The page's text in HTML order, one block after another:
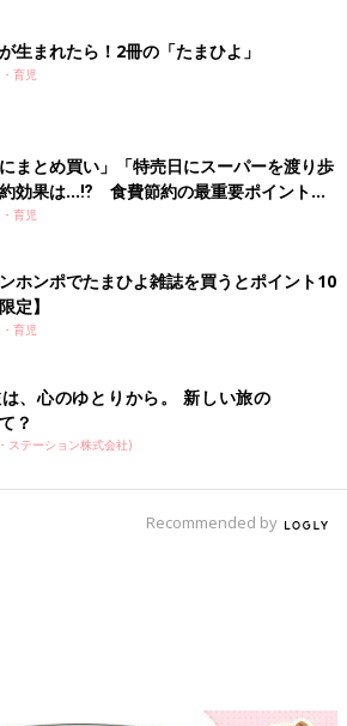
生まれたら！2冊の「たまひよ」
育児
にまとめ買い」「特売日にスーパーを渡り歩
効果は…⁉ 食費節約の最重要ポイントを
育児
ホンポでたまひよ雑誌を買うとポイント10
定】
育児
、心のゆとりから。 新しい旅の
？
ステーション株式会社)
Recommended by